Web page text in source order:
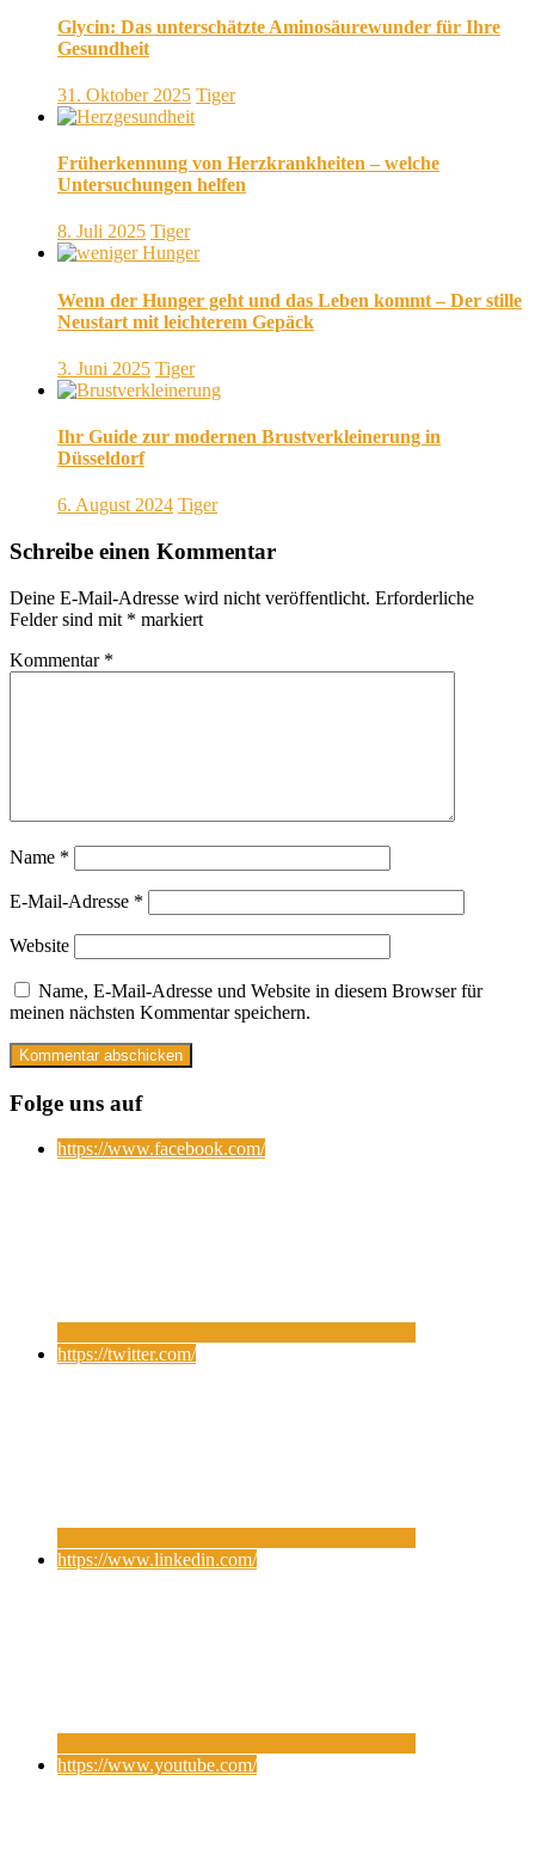
Glycin: Das unterschätzte Aminosäurewunder für Ihre
Gesundheit
31. Oktober 2025 Tiger
Früherkennung von Herzkrankheiten – welche
Untersuchungen helfen
8. Juli 2025 Tiger
Wenn der Hunger geht und das Leben kommt – Der stille
Neustart mit leichterem Gepäck
3. Juni 2025 Tiger
Ihr Guide zur modernen Brustverkleinerung in
Düsseldorf
6. August 2024 Tiger
Schreibe einen Kommentar
Deine E-Mail-Adresse wird nicht veröffentlicht. Erforderliche
Felder sind mit * markiert
Kommentar *
Name *
E-Mail-Adresse *
Website
Name, E-Mail-Adresse und Website in diesem Browser für
meinen nächsten Kommentar speichern.
Folge uns auf
https://www.facebook.com/
https://twitter.com/
https://www.linkedin.com/
https://www.youtube.com/